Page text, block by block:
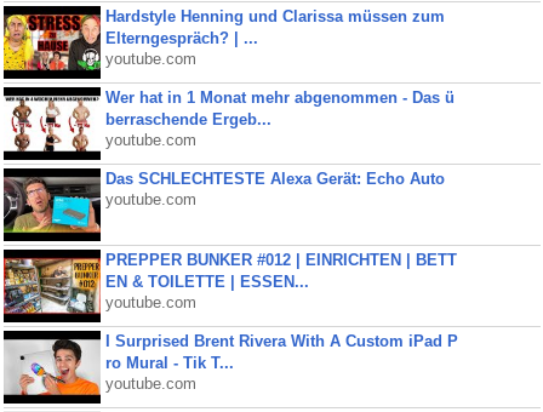
Hardstyle Henning und Clarissa müssen zum
Elterngespräch? | ...
youtube.com
Wer hat in 1 Monat mehr abgenommen - Das ü
berraschende Ergeb...
youtube.com
Das SCHLECHTESTE Alexa Gerät: Echo Auto
youtube.com
PREPPER BUNKER #012 | EINRICHTEN | BETT
EN & TOILETTE | ESSEN...
youtube.com
I Surprised Brent Rivera With A Custom iPad P
ro Mural - Tik T...
youtube.com